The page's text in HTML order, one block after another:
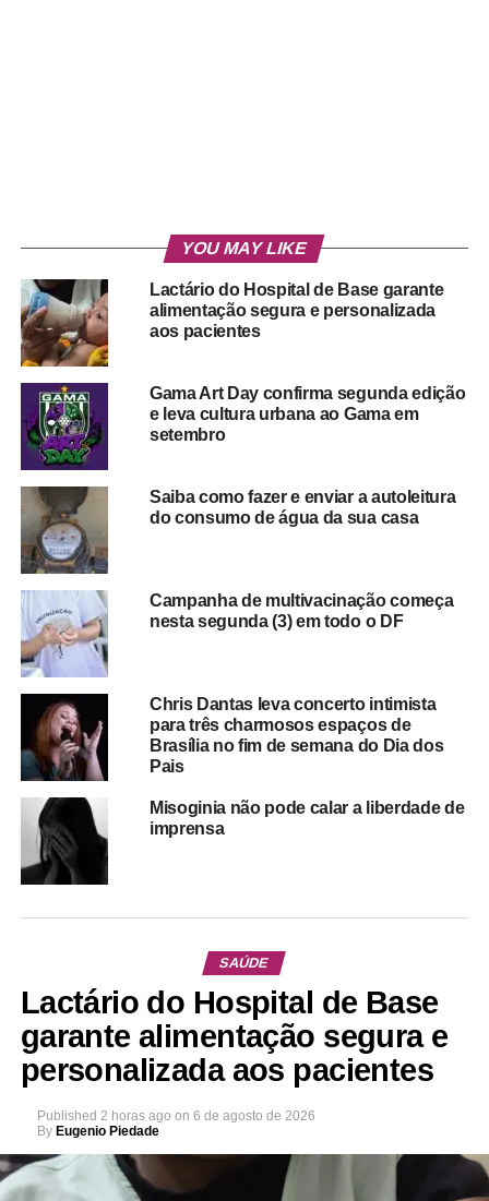
YOU MAY LIKE
Lactário do Hospital de Base garante
alimentação segura e personalizada
aos pacientes
Gama Art Day confirma segunda edição
e leva cultura urbana ao Gama em
setembro
Saiba como fazer e enviar a autoleitura
do consumo de água da sua casa
Campanha de multivacinação começa
nesta segunda (3) em todo o DF
Chris Dantas leva concerto intimista
para três charmosos espaços de
Brasília no fim de semana do Dia dos
Pais
Misoginia não pode calar a liberdade de
imprensa
SAÚDE
Lactário do Hospital de Base
garante alimentação segura e
personalizada aos pacientes
Published 2 horas ago on 6 de agosto de 2026
By Eugenio Piedade